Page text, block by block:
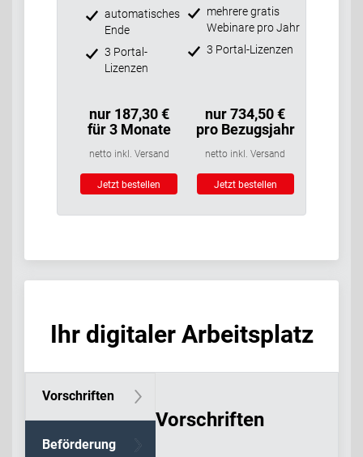
automatisches
Ende
3 Portal-
Lizenzen
mehrere gratis
Webinare pro Jahr
3 Portal-Lizenzen
nur 187,30 €
für 3 Monate
nur 734,50 €
pro Bezugsjahr
netto inkl. Versand
Jetzt bestellen
netto inkl. Versand
Jetzt bestellen
Ihr digitaler Arbeitsplatz
Vorschriften
Beförderung
Vorschriften